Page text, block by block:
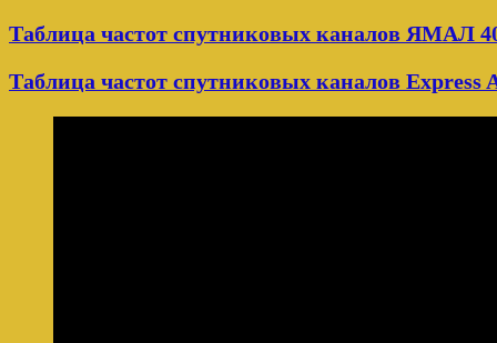
Таблица частот спутниковых каналов ЯМАЛ
Таблица частот спутниковых каналов Express